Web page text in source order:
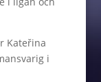
Kateřina
i